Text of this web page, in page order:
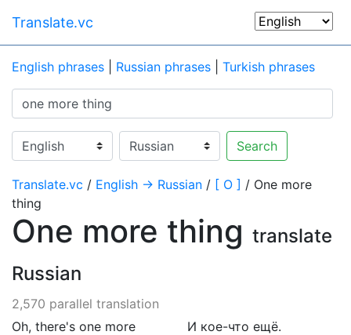
Translate.vc
English phrases Russian phrases Turkish phrases
Search
Translate.vc / English → Russian / [ O ] / One more
thing
One more thing translate
Russian
2,570 parallel translation
Oh, there's one more
И кое-что ещё.